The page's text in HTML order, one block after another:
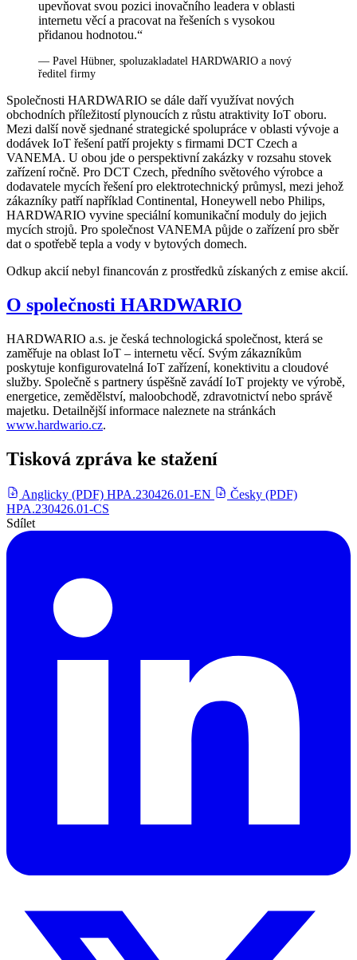
upevňovat svou pozici inovačního leadera v oblasti
internetu věcí a pracovat na řešeních s vysokou
přidanou hodnotou.“
— Pavel Hübner, spoluzakladatel HARDWARIO a nový
ředitel firmy
Společnosti HARDWARIO se dále daří využívat nových
obchodních příležitostí plynoucích z růstu atraktivity IoT oboru.
Mezi další nově sjednané strategické spolupráce v oblasti vývoje a
dodávek IoT řešení patří projekty s firmami DCT Czech a
VANEMA. U obou jde o perspektivní zakázky v rozsahu stovek
zařízení ročně. Pro DCT Czech, předního světového výrobce a
dodavatele mycích řešení pro elektrotechnický průmysl, mezi jehož
zákazníky patří například Continental, Honeywell nebo Philips,
HARDWARIO vyvine speciální komunikační moduly do jejich
mycích strojů. Pro společnost VANEMA půjde o zařízení pro sběr
dat o spotřebě tepla a vody v bytových domech.
Odkup akcií nebyl financován z prostředků získaných z emise akcií.
O společnosti HARDWARIO
HARDWARIO a.s. je česká technologická společnost, která se
zaměřuje na oblast IoT – internetu věcí. Svým zákazníkům
poskytuje konfigurovatelná IoT zařízení, konektivitu a cloudové
služby. Společně s partnery úspěšně zavádí IoT projekty ve výrobě,
energetice, zemědělství, maloobchodě, zdravotnictví nebo správě
majetku. Detailnější informace naleznete na stránkách
www.hardwario.cz.
Tisková zpráva ke stažení
Anglicky (PDF) HPA.230426.01-EN
Česky (PDF)
HPA.230426.01-CS
Sdílet